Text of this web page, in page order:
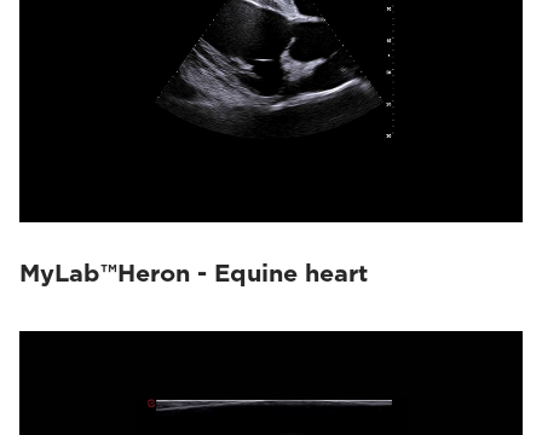
MyLab™Heron - Equine heart